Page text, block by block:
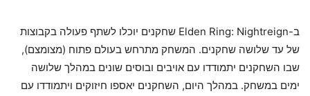
ב-Elden Ring: Nightreign שחקנים יוכלו לשתף פעולה בקבוצות
של עד שלושה שחקנים. המשחק מתרחש בעולם פתוח (מצומצם),
שבו השחקנים יתמודדו עם אויבים ובוסים שונים במהלך שלושה
ימים במשחק. במהלך היום, השחקנים יאספו חיזוקים ויתמודדו עם